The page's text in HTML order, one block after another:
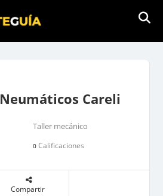
Neumáticos Careli
Taller mecánico
0Calificaciones
Compartir